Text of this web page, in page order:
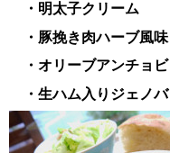
・明太子クリーム
・豚挽き肉ハーブ風味
・オリーブアンチョビ
・生ハム入りジェノバ